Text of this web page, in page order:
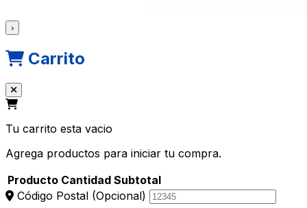
›
Carrito
Tu carrito esta vacio
Agrega productos para iniciar tu compra.
Producto Cantidad Subtotal
Código Postal (Opcional)